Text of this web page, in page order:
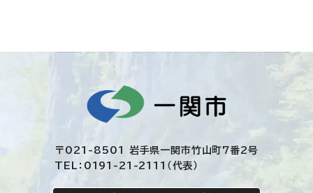
〒021-8501 岩手県一関市竹山町7番2号
TEL：0191-21-2111（代表）